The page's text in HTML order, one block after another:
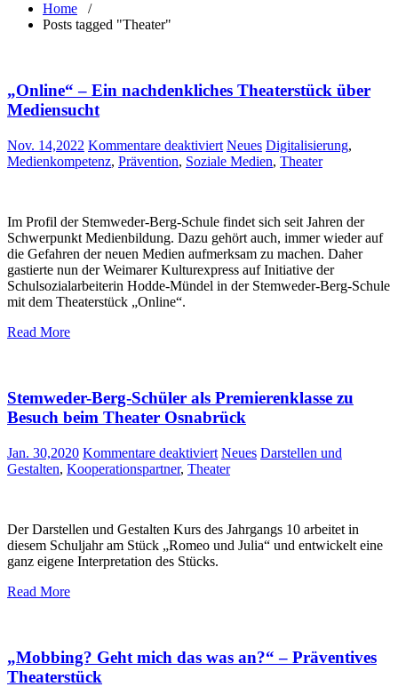
Home /
Posts tagged "Theater"
„Online“ – Ein nachdenkliches Theaterstück über
Mediensucht
Nov. 14,2022 Kommentare deaktiviertfür
„Online“
Theaterstück
über
Mediensucht
Neues Digitalisierung,
Medienkompetenz, Prävention, Soziale Medien, Theater
Im Profil der Stemweder-Berg-Schule findet sich seit Jahren der
Schwerpunkt Medienbildung. Dazu gehört auch, immer wieder auf
die Gefahren der neuen Medien aufmerksam zu machen. Daher
gastierte nun der Weimarer Kulturexpress auf Initiative der
Schulsozialarbeiterin Hodde-Mündel in der Stemweder-Berg-Schule
mit dem Theaterstück „Online“.
Read More
Stemweder-Berg-Schüler als Premierenklasse zu
Besuch beim Theater Osnabrück
Jan. 30,2020 Kommentare deaktiviertfür
Stemweder-
Premierenklasse
zu
Besuch
Neues Darstellen und
Gestalten, Kooperationspartner, Theater
Der Darstellen und Gestalten Kurs des Jahrgangs 10 arbeitet in
diesem Schuljahr am Stück „Romeo und Julia“ und entwickelt eine
ganz eigene Interpretation des Stücks.
Read More
„Mobbing? Geht mich das was an?“ – Präventives
Theaterstück